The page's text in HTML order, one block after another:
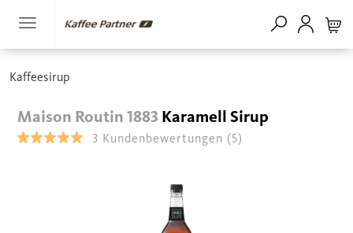
Kaffeesirup
Maison Routin 1883 Karamell Sirup
3 Kundenbewertungen (5)